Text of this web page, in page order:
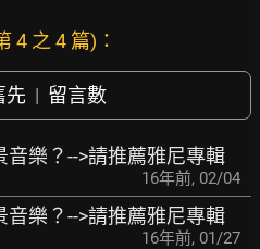
4 之 4 篇)：
先 | 留言數
音樂？-->請推薦雅尼專輯
16年前, 02/04
音樂？-->請推薦雅尼專輯
16年前, 01/27